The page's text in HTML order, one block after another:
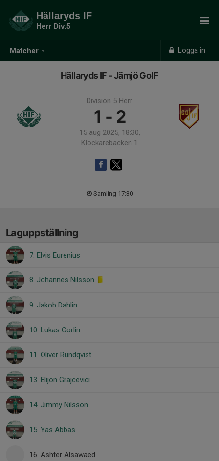
Matcher Logga in
Hällaryds IF
Herr Div.5
Hällaryds IF - Jämjö GoIF
Division 5 Herr
1 - 2
15 aug 2025, 18:30,
Klockarebacken 1
Samling 17:30
Laguppställning
7. Elvis Eurenius
8. Johannes Nilsson
9. Jakob Dahlin
10. Lukas Corlin
11. Oliver Rundqvist
13. Elijon Grajcevici
14. Jimmy Nilsson
15. Yas Abbas
16. Ashter Alsawaed